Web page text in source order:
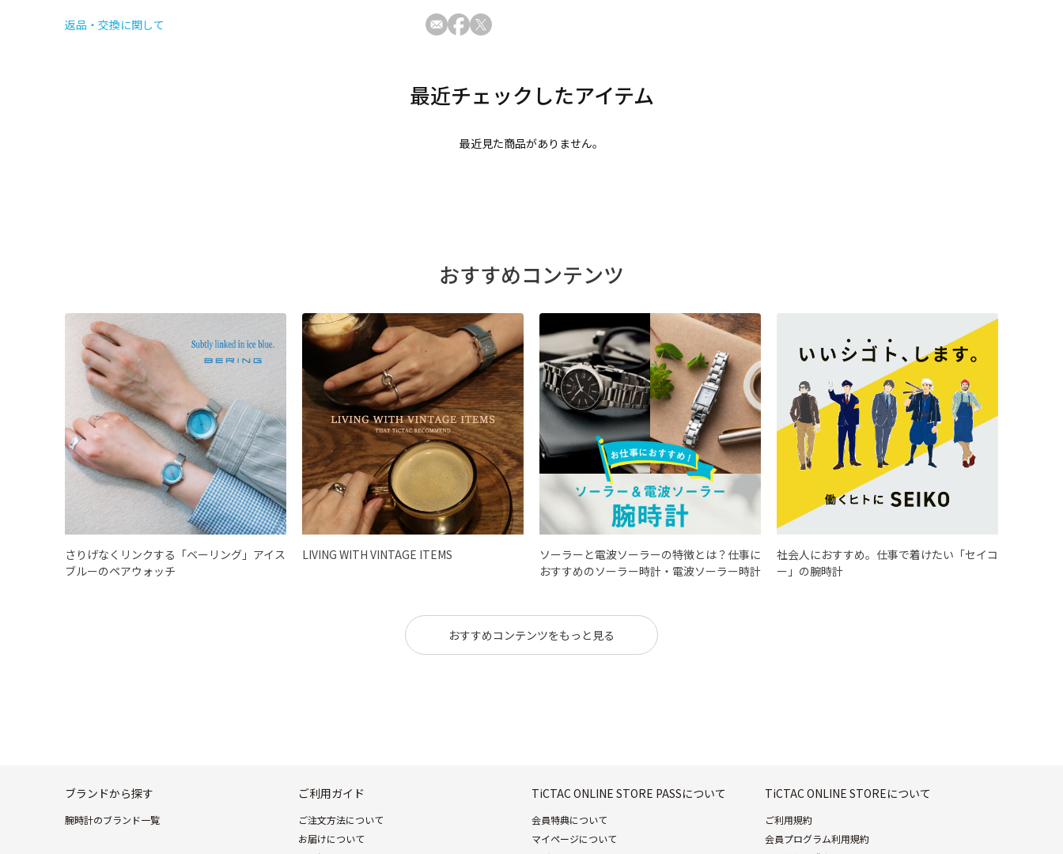
返品・交換に関して
最近見た商品がありません。
おすすめコンテンツ
さりげなくリンクする「ベーリング」アイス
ブルーのペアウォッチ
LIVING WITH VINTAGE ITEMS
ソーラーと電波ソーラーの特徴とは？仕事に
おすすめのソーラー時計・電波ソーラー時計
社会人におすすめ。仕事で着けたい「セイコ
ー」の腕時計
おすすめコンテンツをもっと見る
ブランドから探す
腕時計のブランド一覧
ご利用ガイド
ご注文方法について
お届けについて
TiCTAC ONLINE STORE PASSについて
会員特典について
マイページについて
TiCTAC ONLINE STOREについて
ご利用規約
会員プログラム利用規約